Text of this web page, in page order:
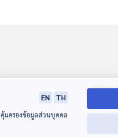
EN
TH
มครองข้อมูลส่วนบุคคล